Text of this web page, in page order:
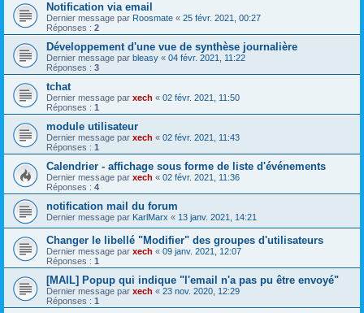
Notification via email
Dernier message par Roosmate « 25 févr. 2021, 00:27
Réponses : 2
Développement d'une vue de synthèse journalière
Dernier message par bleasy « 04 févr. 2021, 11:22
Réponses : 3
tchat
Dernier message par xech « 02 févr. 2021, 11:50
Réponses : 1
module utilisateur
Dernier message par xech « 02 févr. 2021, 11:43
Réponses : 1
Calendrier - affichage sous forme de liste d'événements
Dernier message par xech « 02 févr. 2021, 11:36
Réponses : 4
notification mail du forum
Dernier message par KarlMarx « 13 janv. 2021, 14:21
Changer le libellé "Modifier" des groupes d'utilisateurs
Dernier message par xech « 09 janv. 2021, 12:07
Réponses : 1
[MAIL] Popup qui indique "l'email n'a pas pu être envoyé"
Dernier message par xech « 23 nov. 2020, 12:29
Réponses : 1